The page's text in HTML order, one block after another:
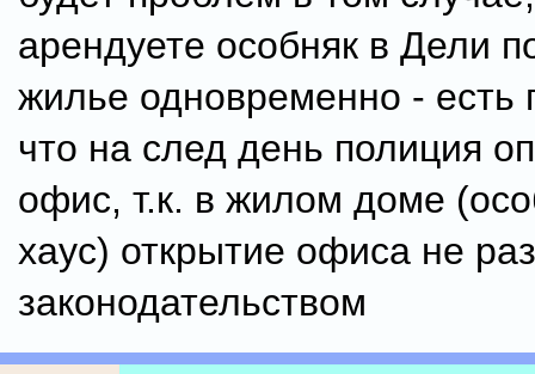
арендуете особняк в Дели
жилье одновременно - есть
что на след день полиция
офис, т.к. в жилом доме
хаус) открытие офиса не
законодательством